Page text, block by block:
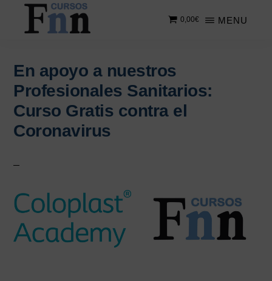
Saltar
contenido
Saltar
lateral
principal
cursos
online
MENU
0,00€
En apoyo a nuestros
Profesionales Sanitarios:
Curso Gratis contra el
Coronavirus